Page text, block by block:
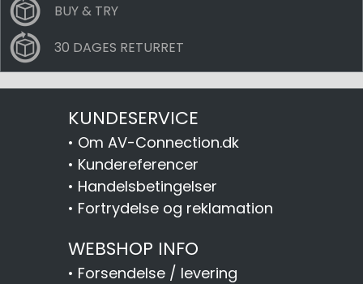
BUY & TRY
30 DAGES RETURRET
KUNDESERVICE
• Om AV-Connection.dk
• Kundereferencer
• Handelsbetingelser
• Fortrydelse og reklamation
WEBSHOP INFO
• Forsendelse / levering